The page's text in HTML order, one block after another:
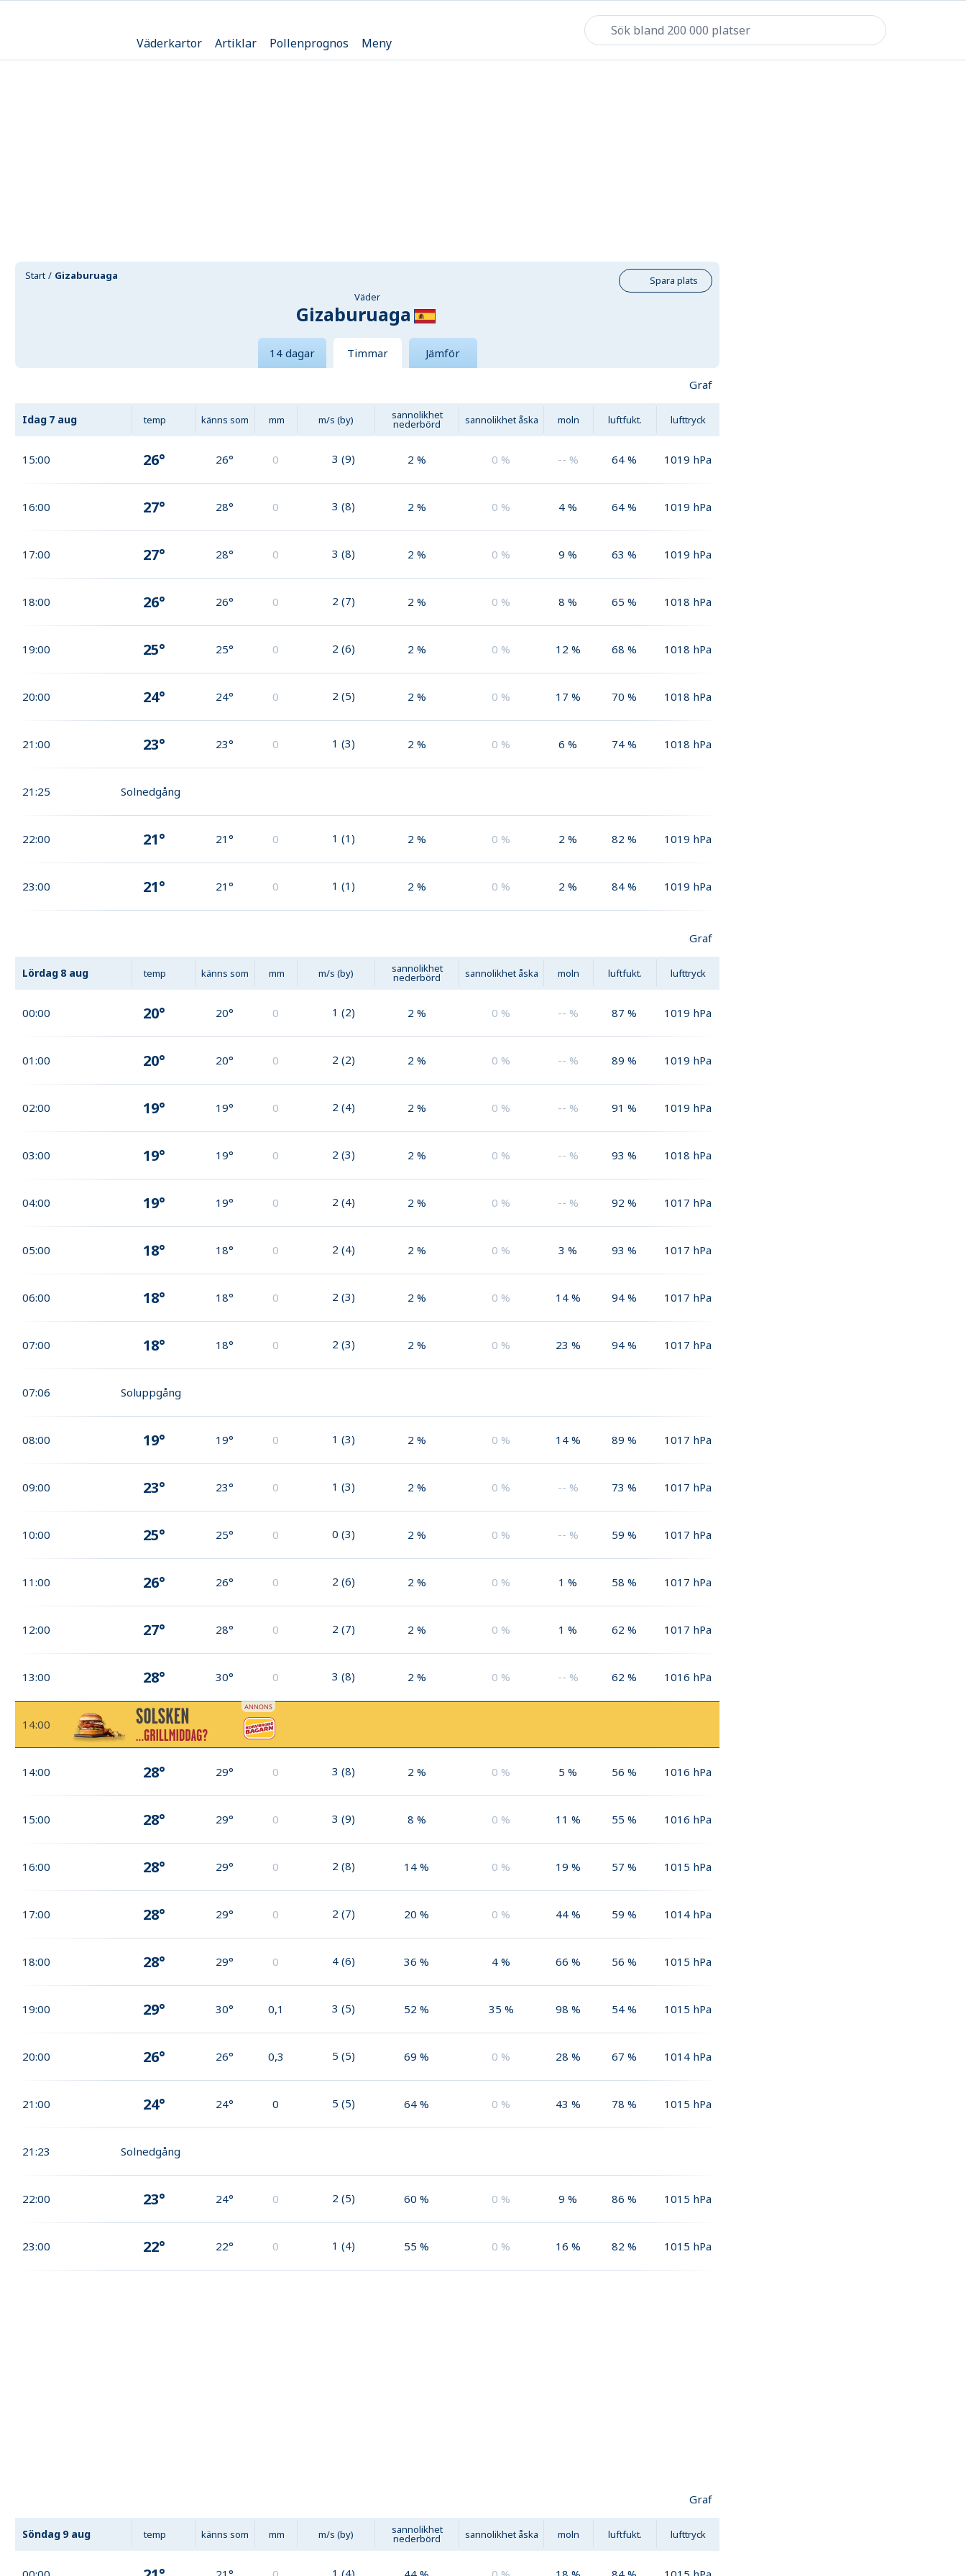
Väderkartor Artiklar Pollenprognos Meny
Start Gizaburuaga
Spara plats
Väder
Gizaburuaga
14 dagar Timmar Jämför
Graf
Idag 7 aug temp känns som mm m/s (by) sannolikhet
nederbörd sannolikhet åska moln luftfukt. lufttryck
15:00 26° 26° 0 3 (9) 2 % 0 % -- % 64 % 1019 hPa
16:00 27° 28° 0 3 (8) 2 % 0 % 4 % 64 % 1019 hPa
17:00 27° 28° 0 3 (8) 2 % 0 % 9 % 63 % 1019 hPa
18:00 26° 26° 0 2 (7) 2 % 0 % 8 % 65 % 1018 hPa
19:00 25° 25° 0 2 (6) 2 % 0 % 12 % 68 % 1018 hPa
20:00 24° 24° 0 2 (5) 2 % 0 % 17 % 70 % 1018 hPa
21:00 23° 23° 0 1 (3) 2 % 0 % 6 % 74 % 1018 hPa
21:25 Solnedgång
22:00 21° 21° 0 1 (1) 2 % 0 % 2 % 82 % 1019 hPa
23:00 21° 21° 0 1 (1) 2 % 0 % 2 % 84 % 1019 hPa
Graf
Lördag 8 aug temp känns som mm m/s (by) sannolikhet
nederbörd sannolikhet åska moln luftfukt. lufttryck
00:00 20° 20° 0 1 (2) 2 % 0 % -- % 87 % 1019 hPa
01:00 20° 20° 0 2 (2) 2 % 0 % -- % 89 % 1019 hPa
02:00 19° 19° 0 2 (4) 2 % 0 % -- % 91 % 1019 hPa
03:00 19° 19° 0 2 (3) 2 % 0 % -- % 93 % 1018 hPa
04:00 19° 19° 0 2 (4) 2 % 0 % -- % 92 % 1017 hPa
05:00 18° 18° 0 2 (4) 2 % 0 % 3 % 93 % 1017 hPa
06:00 18° 18° 0 2 (3) 2 % 0 % 14 % 94 % 1017 hPa
07:00 18° 18° 0 2 (3) 2 % 0 % 23 % 94 % 1017 hPa
07:06 Soluppgång
08:00 19° 19° 0 1 (3) 2 % 0 % 14 % 89 % 1017 hPa
09:00 23° 23° 0 1 (3) 2 % 0 % -- % 73 % 1017 hPa
10:00 25° 25° 0 0 (3) 2 % 0 % -- % 59 % 1017 hPa
11:00 26° 26° 0 2 (6) 2 % 0 % 1 % 58 % 1017 hPa
12:00 27° 28° 0 2 (7) 2 % 0 % 1 % 62 % 1017 hPa
13:00 28° 30° 0 3 (8) 2 % 0 % -- % 62 % 1016 hPa
14:00
14:00 28° 29° 0 3 (8) 2 % 0 % 5 % 56 % 1016 hPa
15:00 28° 29° 0 3 (9) 8 % 0 % 11 % 55 % 1016 hPa
16:00 28° 29° 0 2 (8) 14 % 0 % 19 % 57 % 1015 hPa
17:00 28° 29° 0 2 (7) 20 % 0 % 44 % 59 % 1014 hPa
18:00 28° 29° 0 4 (6) 36 % 4 % 66 % 56 % 1015 hPa
19:00 29° 30° 0,1 3 (5) 52 % 35 % 98 % 54 % 1015 hPa
20:00 26° 26° 0,3 5 (5) 69 % 0 % 28 % 67 % 1014 hPa
21:00 24° 24° 0 5 (5) 64 % 0 % 43 % 78 % 1015 hPa
21:23 Solnedgång
22:00 23° 24° 0 2 (5) 60 % 0 % 9 % 86 % 1015 hPa
23:00 22° 22° 0 1 (4) 55 % 0 % 16 % 82 % 1015 hPa
Graf
Söndag 9 aug temp känns som mm m/s (by) sannolikhet
nederbörd sannolikhet åska moln luftfukt. lufttryck
1 (4)